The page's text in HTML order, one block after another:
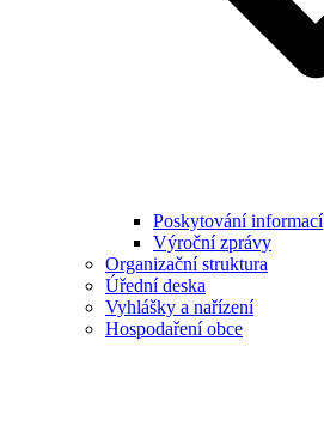
Poskytování informací
Výroční zprávy
Organizační struktura
Úřední deska
Vyhlášky a nařízení
Hospodaření obce